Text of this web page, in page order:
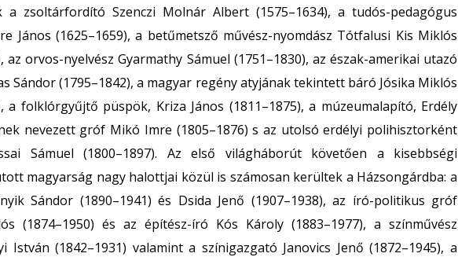
a zsoltárfordító Szenczi Molnár Albert (1575–1634), a tudós-pedagógus
János (1625–1659), a betűmetsző művész-nyomdász Tótfalusi Kis Miklós
az orvos-nyelvész Gyarmathy Sámuel (1751–1830), az észak-amerikai utazó
Sándor (1795–1842), a magyar regény atyjának tekintett báró Jósika Miklós
a folklórgyűjtő püspök, Kriza János (1811–1875), a múzeumalapító, Erdély
nevezett gróf Mikó Imre (1805–1876) s az utolsó erdélyi polihisztorként
Sámuel (1800–1897). Az első világháborút követően a kisebbségi
magyarság nagy halottjai közül is számosan kerültek a Házsongárdba: a
Sándor (1890–1941) és Dsida Jenő (1907–1938), az író-politikus gróf
(1874–1950) és az építész-író Kós Károly (1883–1977), a színművész
István (1842–1931) valamint a színigazgató Janovics Jenő (1872–1945), a